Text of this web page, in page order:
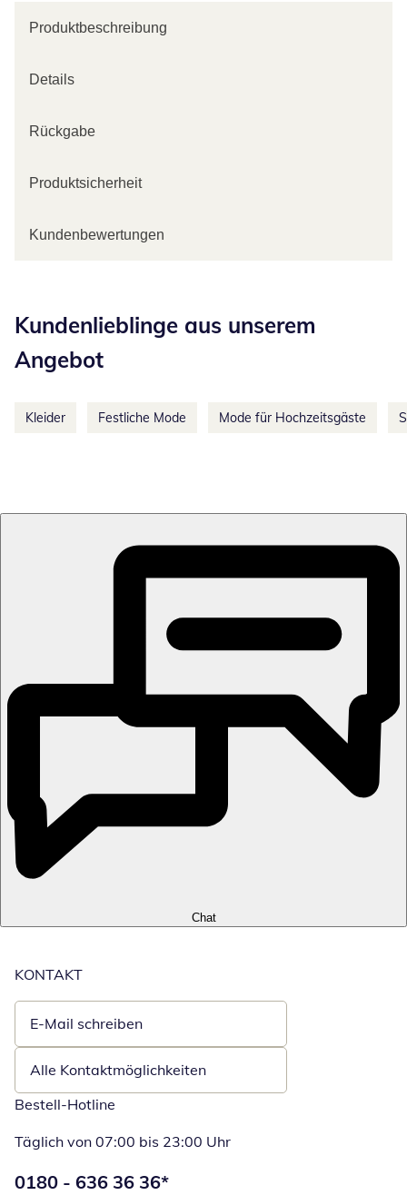
Produktbeschreibung
Details
Rückgabe
Produktsicherheit
Kundenbewertungen
Kundenlieblinge aus unserem
Angebot
Kleider Festliche Mode Mode für Hochzeitsgäste
Chat
KONTAKT
E-Mail schreiben
Öffnet E-Mail-Client
Alle Kontaktmöglichkeiten
Bestell-Hotline
Täglich von 07:00 bis 23:00 Uhr
Telefonnummer:
0180 - 636 36 36*